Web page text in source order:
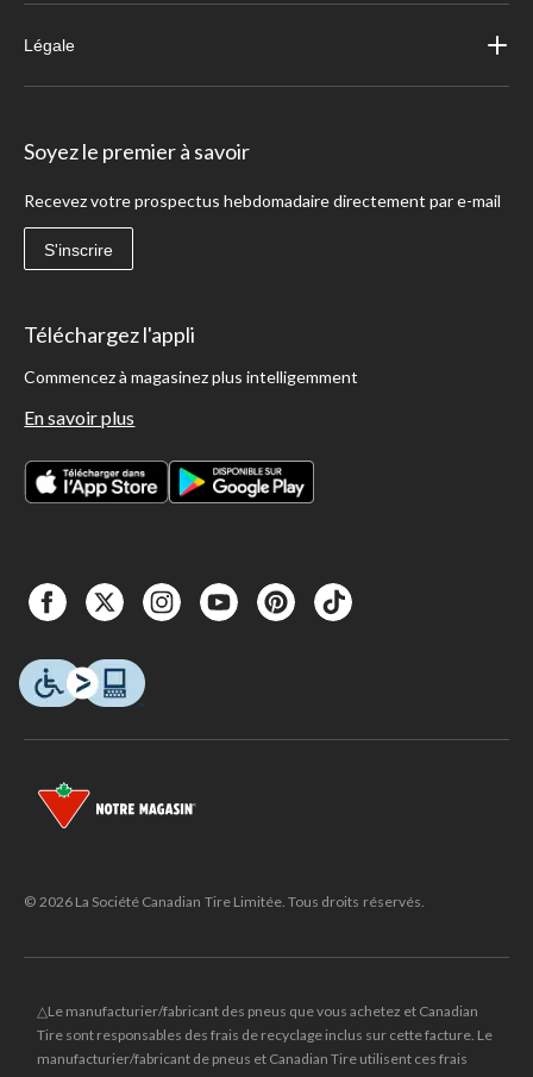
Légale
Soyez le premier à savoir
Recevez votre prospectus hebdomadaire directement par e-mail
S'inscrire
Téléchargez l'appli
Commencez à magasinez plus intelligemment
En savoir plus
© 2026 La Société Canadian Tire Limitée. Tous droits réservés.
△Le manufacturier/fabricant des pneus que vous achetez et Canadian
Tire sont responsables des frais de recyclage inclus sur cette facture. Le
manufacturier/fabricant de pneus et Canadian Tire utilisent ces frais